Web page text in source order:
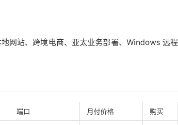
网站、跨境电商、亚太业务部署、Windows 远程
端口 月付价格 购买